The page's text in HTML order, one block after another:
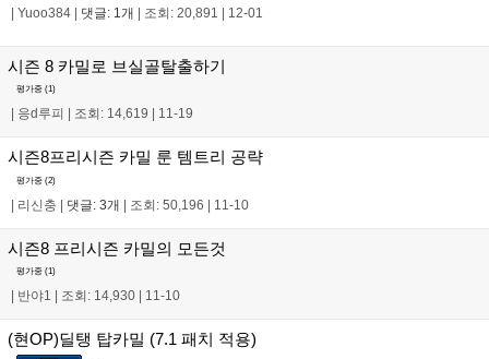
Yuoo384 댓글: 1개 조회: 20,891 12-01
시즌 8 카밀로 브실골탈출하기
평가중 (1)
응d루피 조회: 14,619 11-19
시즌8프리시즌 카밀 룬 템트리 공략
평가중 (2)
| 리신충 | 댓글: 3개 | 조회: 50,196 | 11-10
시즌8 프리시즌 카밀의 모든것
평가중 (1)
반야1 조회: 14,930 11-10
(현OP)딜탱 탑카밀 (7.1 패치 적용)